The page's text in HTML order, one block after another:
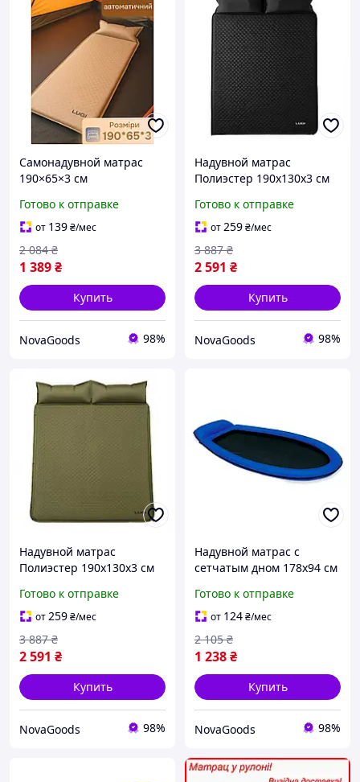
Самонадувной матрас
190×65×3 см
подголовником полиэстер
для кемпинга бежевый
GR-2922
Готово к отправке
от 139₴/мес
1 389₴
2 084 ₴
Купить
NovaGoods 98%
Надувной матрас
Полиэстер 190х130х3 см
Готово к отправке
от259₴/мес
2 591 ₴
3 887 ₴
Купить
NovaGoods 98%
Надувной матрас
Полиэстер 190х130х3 см
Готово к отправке
от259₴/мес
2 591 ₴
3 887 ₴
Купить
NovaGoods 98%
Надувной матрас с
сетчатым дном 178х94 см
нагрузкой 100 кг синий
GN-17129
Готово к отправке
от 124₴/мес
1 238₴
2 105 ₴
Купить
NovaGoods 98%